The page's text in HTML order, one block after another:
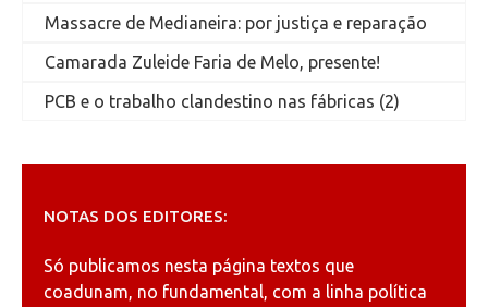
Massacre de Medianeira: por justiça e reparação
Camarada Zuleide Faria de Melo, presente!
PCB e o trabalho clandestino nas fábricas (2)
NOTAS DOS EDITORES:
Só publicamos nesta página textos que
coadunam, no fundamental, com a linha política